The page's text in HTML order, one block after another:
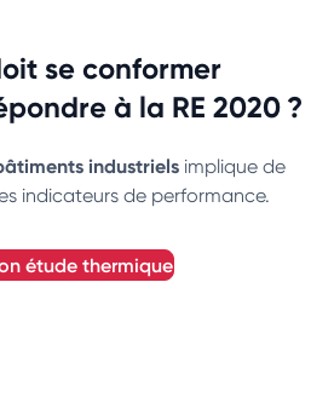
se conformer
à la RE 2020 ?
industriels implique de
indicateurs de performance.
étude thermique